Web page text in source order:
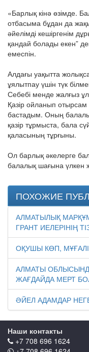
«Барлық кінә өзімде.
отбасыма бұдан да
әйелімді кешіргенім
қандай болады екен”
емеспін.
Алдағы уақытта
ұялытпау үшін түк
Себебі менде жалғыз
Қазір ойланып
бастадым. Оның
қазір тұрмыста, бала
қаласының тұрғыны.
Ол барлық әкелерге
балалық шағына үлкен
ПОХОЖИЕ
АЛМАТЫЛЫҚ
ГРАНТ ИЕЛЕРІНІҢ
ОҚУШЫ КӨП,
АЛМАТЫ
ЖАҒДАЙДА МЕРТ
ӘЙЕЛ АДАМДАР
Наши контакты
+7 708 696 1624